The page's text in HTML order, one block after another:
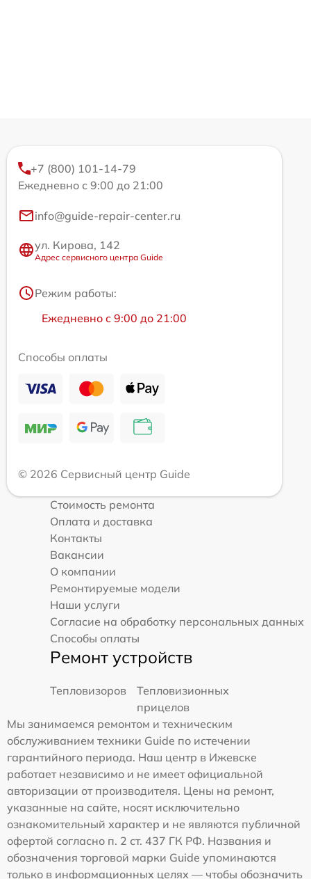
+7 (800) 101-14-79
Ежедневно с 9:00 до 21:00
info@guide-repair-center.ru
ул. Кирова, 142
Адрес сервисного центра Guide
Режим работы:
Ежедневно с 9:00 до 21:00
Способы оплаты
© 2026 Сервисный центр Guide
Стоимость ремонта
Оплата и доставка
Контакты
Вакансии
О компании
Ремонтируемые модели
Наши услуги
Согласие на обработку персональных данных
Способы оплаты
Ремонт устройств
Тепловизоров
Тепловизионных
прицелов
Мы занимаемся ремонтом и техническим
обслуживанием техники Guide по истечении
гарантийного периода. Наш центр в Ижевске
работает независимо и не имеет официальной
авторизации от производителя. Цены на ремонт,
указанные на сайте, носят исключительно
ознакомительный характер и не являются публичной
офертой согласно п. 2 ст. 437 ГК РФ. Названия и
обозначения торговой марки Guide упоминаются
только в информационных целях — чтобы обозначить